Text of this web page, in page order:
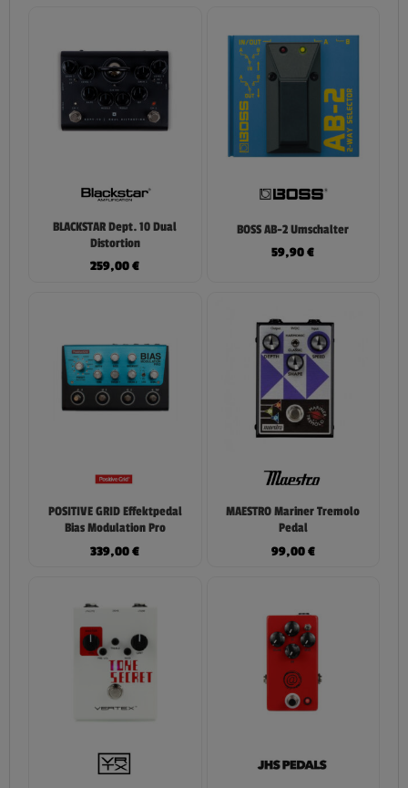
BLACKSTAR Dept. 10 Dual
Distortion
259,00€
BOSS AB-2 Umschalter
59,90€
POSITIVE GRID Effektpedal
Bias Modulation Pro
339,00€
MAESTRO Mariner Tremolo
Pedal
99,00€